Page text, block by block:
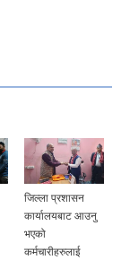
जिल्ला प्रशासन
कार्यालयबाट आउनु
भएको
कर्मचारीहरुलाई